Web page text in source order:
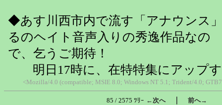
◆あす川西市内で流す「アナウンス
るのヘイト音声入りの秀逸作品なの
で、乞うご期待！
明日17時に、在特特集にアップ
<Mozilla/4.0 (compatible; MSIE 8.0; Windows NT 5.1; Trident/4.0;
85 / 2575 ﾂﾘｰ ←次へ｜ 前へ→